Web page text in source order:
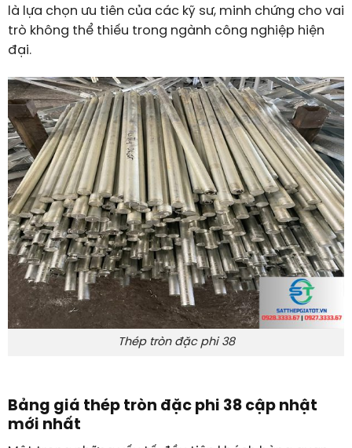
là lựa chọn ưu tiên của các kỹ sư, minh chứng cho vai
trò không thể thiếu trong ngành công nghiệp hiện
đại.
Thép tròn đặc phi 38
Bảng giá thép tròn đặc phi 38 cập nhật
mới nhất